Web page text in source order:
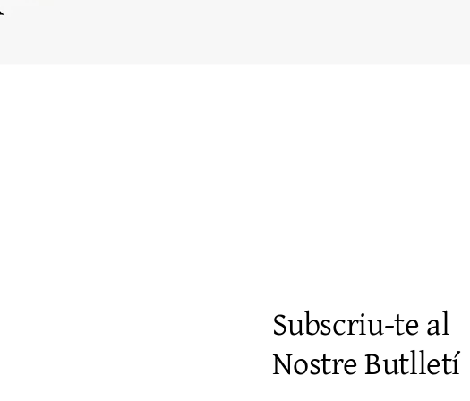
Subscriu-te al
Nostre Butlletí